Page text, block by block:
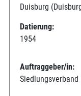
Duisburg
Datierung:
1954
Auftraggeber/in: